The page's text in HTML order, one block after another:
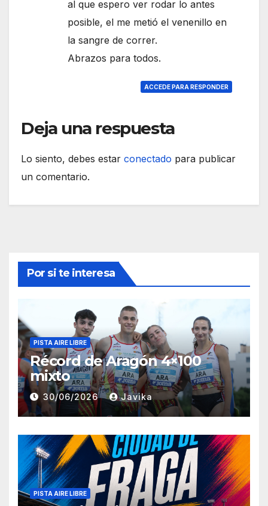
al que espero ver rodar lo antes
posible, el me metió el venenillo en
la sangre de correr.
Abrazos para todos.
ACCEDE PARA RESPONDER
Deja una respuesta
Lo siento, debes estar conectado para publicar
un comentario.
Por si te interesa
PISTA AIRE LIBRE
Récord de Aragón 4×100
mixto
30/06/2026 Javika
PISTA AIRE LIBRE